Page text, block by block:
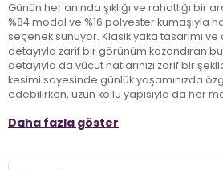
Günün her anında şıklığı ve rahatlığı bir
%84 modal ve %16 polyester kumaşıyla
seçenek sunuyor. Klasik yaka tasarımı
detayıyla zarif bir görünüm kazandıran
detayıyla da vücut hatlarınızı zarif bir
kesimi sayesinde günlük yaşamınızda
edebilirken, uzun kollu yapısıyla da her
yetişkinler için ideal bir tercihtir. Lela Elbise
Daha fazla göster